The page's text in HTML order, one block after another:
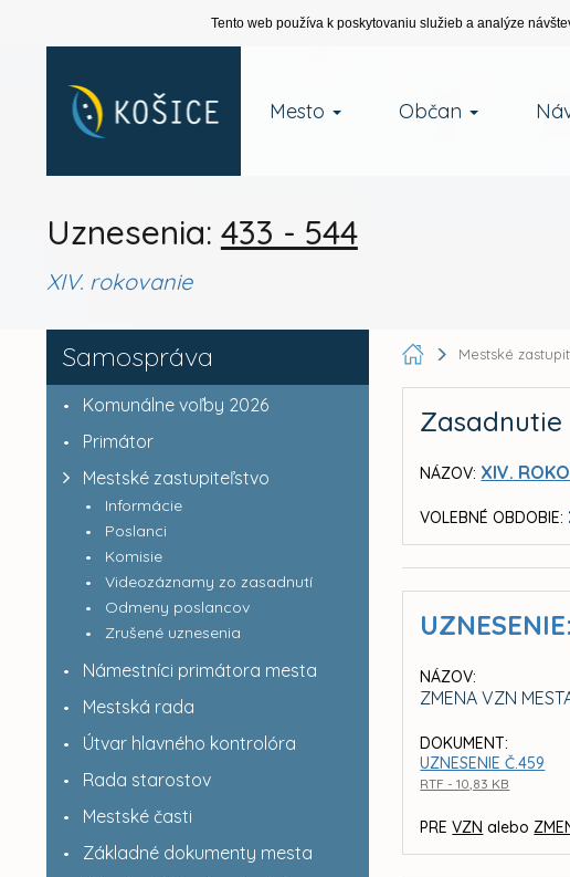
Tento web používa k poskytovaniu služieb a analýze
Mesto Občan
Uznesenia: 433 - 544
XIV. rokovanie
Samospráva
Komunálne voľby 2026
Primátor
Mestské zastupiteľstvo
Informácie
Poslanci
Komisie
Videozáznamy zo zasadnutí
Odmeny poslancov
Zrušené uznesenia
Námestníci primátora mesta
Mestská rada
Útvar hlavného kontrolóra
Rada starostov
Mestské časti
Základné dokumenty mesta
Mestské
Zasadnutie
NÁZOV: XIV.
VOLEBNÉ OBDOBIE:
NÁZOV:
ZMENA VZN
DOKUMENT:
UZNESENIE Č.459
RTF - 10,83 KB
PREVZN alebo